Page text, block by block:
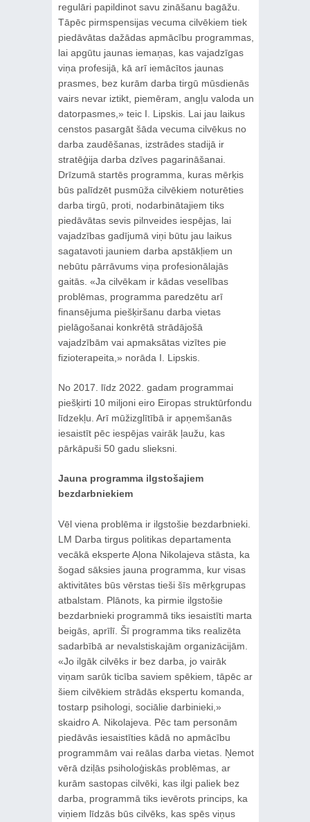
regulāri papildinot savu zināšanu bagāžu.
Tāpēc pirmspensijas vecuma cilvēkiem tiek
piedāvātas dažādas apmācību programmas,
lai apgūtu jaunas iemaņas, kas vajadzīgas
viņa profesijā, kā arī iemācītos jaunas
prasmes, bez kurām darba tirgū mūsdienās
vairs nevar iztikt, piemēram, angļu valoda un
datorpasmes,» teic I. Lipskis. Lai jau laikus
censtos pasargāt šāda vecuma cilvēkus no
darba zaudēšanas, izstrādes stadijā ir
stratēģija darba dzīves pagarināšanai.
Drīzumā startēs programma, kuras mērķis
būs palīdzēt pusmūža cilvēkiem noturēties
darba tirgū, proti, nodarbinātajiem tiks
piedāvātas sevis pilnveides iespējas, lai
vajadzības gadījumā viņi būtu jau laikus
sagatavoti jauniem darba apstākļiem un
nebūtu pārrāvums viņa profesionālajās
gaitās. «Ja cilvēkam ir kādas veselības
problēmas, programma paredzētu arī
finansējuma piešķiršanu darba vietas
pielāgošanai konkrētā strādājošā
vajadzībām vai apmaksātas vizītes pie
fizioterapeita,» norāda I. Lipskis.
No 2017. līdz 2022. gadam programmai
piešķirti 10 miljoni eiro Eiropas struktūrfondu
līdzekļu. Arī mūžizglītībā ir apņemšanās
iesaistīt pēc iespējas vairāk ļaužu, kas
pārkāpuši 50 gadu slieksni.
Jauna programma ilgstošajiem
bezdarbniekiem
Vēl viena problēma ir ilgstošie bezdarbnieki.
LM Darba tirgus politikas departamenta
vecākā eksperte Aļona Nikolajeva stāsta, ka
šogad sāksies jauna programma, kur visas
aktivitātes būs vērstas tieši šīs mērķgrupas
atbalstam. Plānots, ka pirmie ilgstošie
bezdarbnieki programmā tiks iesaistīti marta
beigās, aprīlī. Šī programma tiks realizēta
sadarbībā ar nevalstiskajām organizācijām.
«Jo ilgāk cilvēks ir bez darba, jo vairāk
viņam sarūk ticība saviem spēkiem, tāpēc ar
šiem cilvēkiem strādās ekspertu komanda,
tostarp psihologi, sociālie darbinieki,»
skaidro A. Nikolajeva. Pēc tam personām
piedāvās iesaistīties kādā no apmācību
programmām vai reālas darba vietas. Ņemot
vērā dziļās psiholoģiskās problēmas, ar
kurām sastopas cilvēki, kas ilgi paliek bez
darba, programmā tiks ievērots princips, ka
viņiem līdzās būs cilvēks, kas spēs viņus